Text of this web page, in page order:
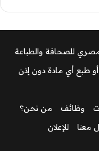
للصحافة والطباعة
أو طبع أي مادة دون إذن
وظائف
من نحن؟
معنا للإعلان